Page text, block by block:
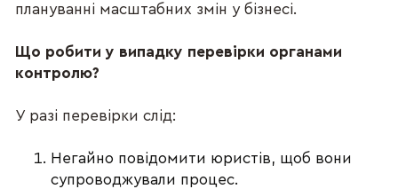
плануванні масштабних змін у бізнесі.
Що робити у випадку перевірки органами
контролю?
У разі перевірки слід:
Негайно повідомити юристів, щоб вони
супроводжували процес.